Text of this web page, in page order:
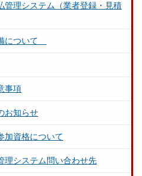
理システム（業者登録・見積
について
事項
お知らせ
加資格について
理システム問い合わせ先